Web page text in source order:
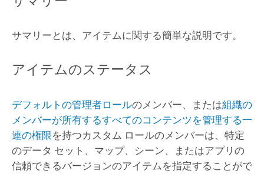
サマリーとは、アイテムに関する簡単な説明です。
アイテムのステータス
デフォルトの管理者ロールのメンバー、または組織の
メンバーが所有するすべてのコンテンツを管理する一
連の権限 を持つカスタム ロールのメンバーは、特定
のデータ セット、マップ、シーン、またはアプリの
信頼できるバージョンのアイテムを指定することがで